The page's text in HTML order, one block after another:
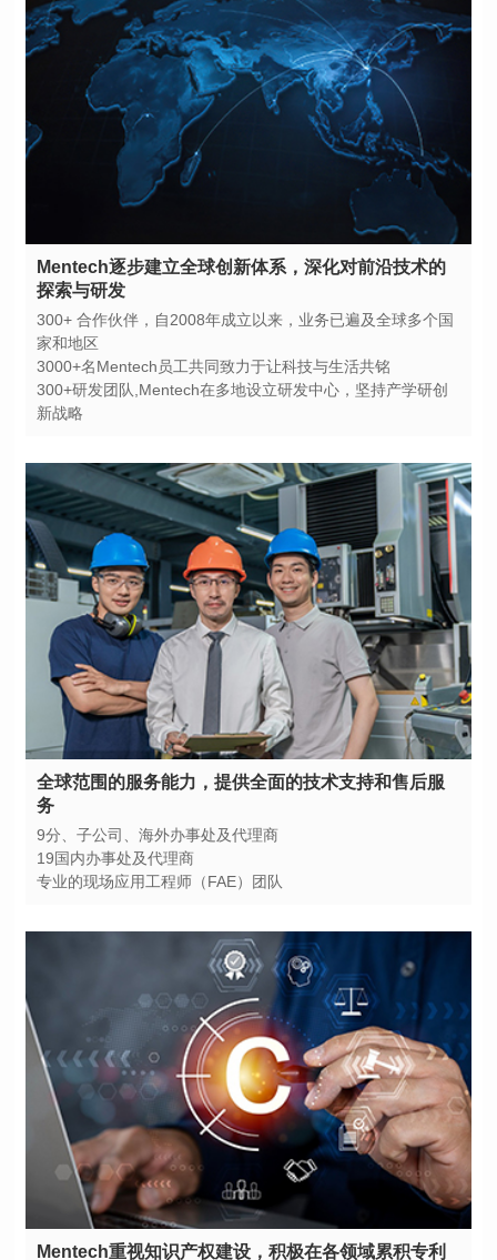
探索与研发
家和地区
3000+名Mentech员工共同致力于让科技与生活共铭
新战略
务
9分、子公司、海外办事处及代理商
19国内办事处及代理商
专业的现场应用工程师（FAE）团队